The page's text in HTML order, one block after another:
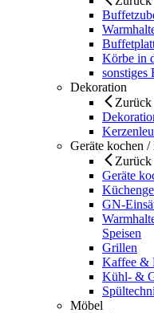
Körbe in
sonstiges
Dekoration
Zurück
Geräte kochen /
Zurück
Geräte
GN-
Speisen
Grillen
Kaffee &
Kühl- &
Möbel